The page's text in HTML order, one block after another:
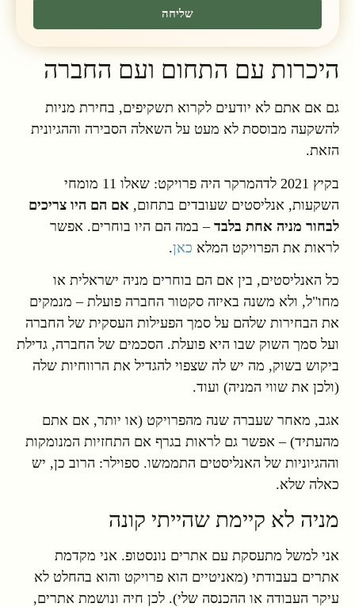
שליחה
היכרות עם התחום ועם החברה
גם אם אתם לא יודעים לקרוא תשקיפים, בחירת מניות
להשקעה מבוססת לא מעט על השאלה הסבירה וההגיונית
הזאת.
בקיץ 2021 לדהמרקר היה פרויקט: שאלו 11 מומחי
השקעות, אנליסטים שעובדים בתחום, אם הם היו צריכים
לבחור מניה אחת בלבד – במה הם היו בוחרים. אפשר
לראות את הפרויקט המלא כאן.
כל האנליסטים, בין אם הם בוחרים מניה ישראלית או
מחו"ל, ולא משנה באיזה סקטור החברה פועלת – מנמקים
את הבחירות שלהם על סמך הפעילות העסקית של החברה
ועל סמך השוק שבו היא פועלת. הסכמים של החברה, גדילת
ביקוש בשוק, מה יש לה שצפוי להגדיל את הרווחיות שלה
(ולכן את שווי המניה) ועוד.
אגב, מאחר שעברה שנה מהפרויקט (או יותר, אם אתם
מהעתיד) – אפשר גם לראות בגרף אם התחזיות המנומקות
וההגיוניות של האנליסטים התממשו. ספוילר: הרוב כן, יש
כאלה שלא.
מניה לא קיימת שהייתי קונה
אני למשל מתעסקת עם אתרים נונסטופ. אני מקדמת
אתרים בעבודתי (מאניטיים הוא פרויקט והוא בהחלט לא
עיקר העבודה או ההכנסה שלי). לכן חיה ונושמת אתרים,